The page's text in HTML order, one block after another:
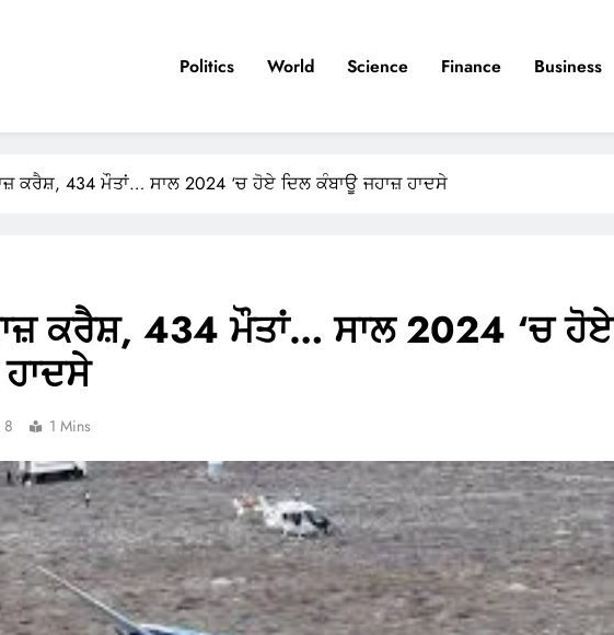
Politics World Science Finance Business
ਕਰੈਸ਼, 434 ਮੌਤਾਂ… ਸਾਲ 2024 ‘ਚ ਹੋਏ ਦਿਲ ਕੰਬਾਊ ਜਹਾਜ਼ ਹਾਦਸੇ
ਕਰੈਸ਼, 434 ਮੌਤਾਂ… ਸਾਲ 2024 ‘ਚ ਹੋਏ
8 1 Mins